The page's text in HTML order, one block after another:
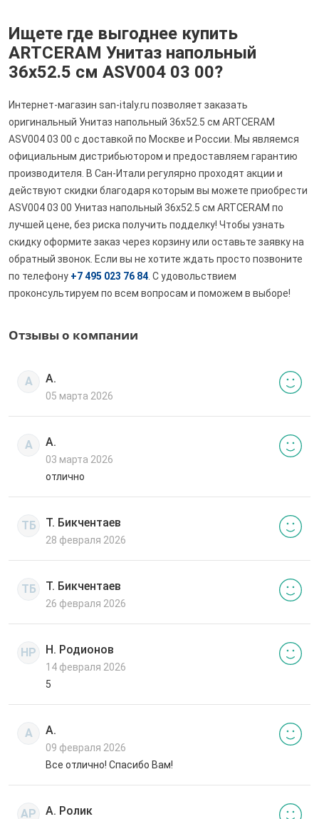
Ищете где выгоднее купить
ARTCERAM Унитаз напольный
36х52.5 см ASV004 03 00?
Интернет-магазин san-italy.ru позволяет заказать
оригинальный Унитаз напольный 36х52.5 см ARTCERAM
ASV004 03 00 с доставкой по Москве и России. Мы являемся
официальным дистрибьютором и предоставляем гарантию
производителя. В Сан-Итали регулярно проходят акции и
действуют скидки благодаря которым вы можете приобрести
ASV004 03 00 Унитаз напольный 36х52.5 см ARTCERAM по
лучшей цене, без риска получить подделку! Чтобы узнать
скидку оформите заказ через корзину или оставьте заявку на
обратный звонок. Если вы не хотите ждать просто позвоните
по телефону +7 495 023 76 84 . С удовольствием
проконсультируем по всем вопросам и поможем в выборе!
Отзывы о компании
А А.
05 марта 2026
А А.
03 марта 2026
отлично
ТБ Т. Бикчентаев
28 февраля 2026
ТБ Т. Бикчентаев
26 февраля 2026
НР Н. Родионов
14 февраля 2026
5
А А.
09 февраля 2026
Все отлично! Спасибо Вам!
АР А. Ролик